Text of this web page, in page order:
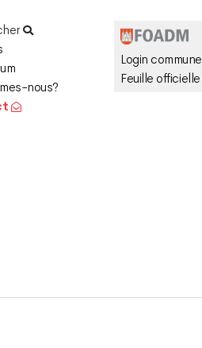
nous?
Login commune
Feuille officielle